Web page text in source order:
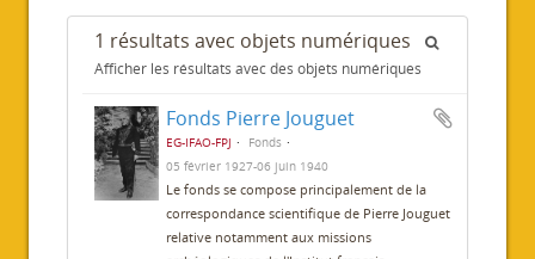
1 résultats avec objets numériques
Afficher les résultats avec des objets numériques
Fonds Pierre Jouguet
EG-IFAO-FPJ
Fonds
05 février 1927-06 juin 1940
Le fonds se compose principalement de la
correspondance scientifique de Pierre Jouguet
relative notamment aux missions